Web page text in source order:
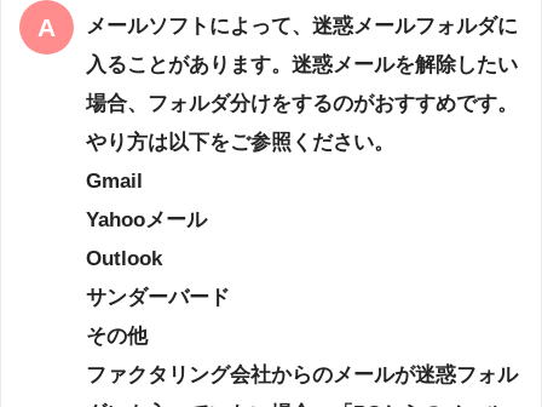
メールソフトによって、迷惑メールフォルダに
入ることがあります。迷惑メールを解除したい
場合、フォルダ分けをするのがおすすめです。
やり方は以下をご参照ください。
Gmail
Yahooメール
Outlook
サンダーバード
その他
ファクタリング会社からのメールが迷惑フォル